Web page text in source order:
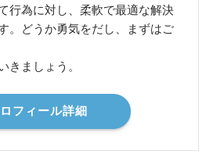
行為に対し、柔軟で最適な解決
。どうか勇気をだし、まずはご
きましょう。
フィール詳細